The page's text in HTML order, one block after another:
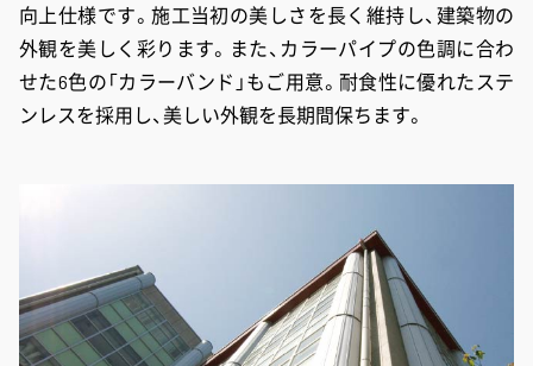
向上仕様です。施工当初の美しさを長く維持し、建築物の
外観を美しく彩ります。 また、カラーパイプの色調に合わ
せた6色の「カラーバンド」もご用意。耐食性に優れたステ
ンレスを採用し、美しい外観を長期間保ちます。